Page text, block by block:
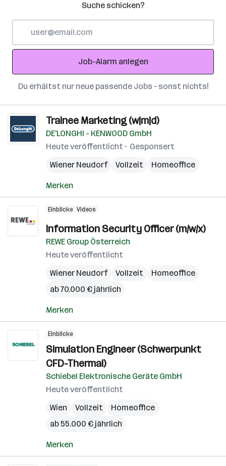
Suche schicken?
Adresse
Job-Alarm anlegen
Du erhältst nur neue passende Jobs – sonst nichts!
Trainee Marketing (w|m|d)
DE'LONGHI - KENWOOD GmbH
Heute veröffentlicht
Gesponsert
Wiener Neudorf
Vollzeit Homeoffice
Merken
Einblicke Videos
Information Security Officer (m/w/x)
REWE Group Österreich
Heute veröffentlicht
Wiener Neudorf
Vollzeit
Homeoffice
ab 70.000 € jährlich
Merken
Einblicke
Simulation Engineer (Schwerpunkt
CFD-Thermal)
Schiebel Elektronische Geräte GmbH
Heute veröffentlicht
Wien
Vollzeit
Homeoffice
ab 55.000 € jährlich
Merken